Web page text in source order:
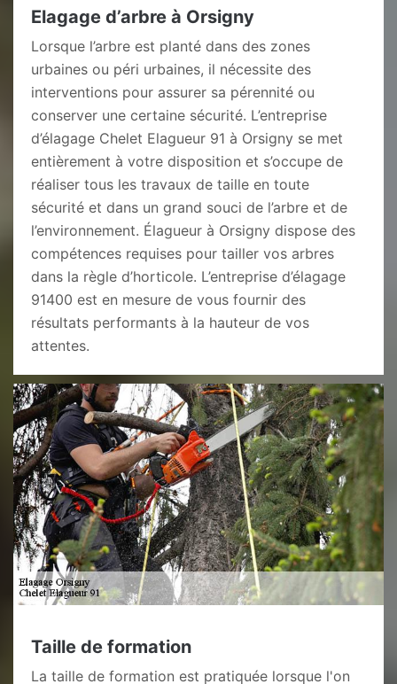
Elagage d’arbre à Orsigny
Lorsque l’arbre est planté dans des zones
urbaines ou péri urbaines, il nécessite des
interventions pour assurer sa pérennité ou
conserver une certaine sécurité. L’entreprise
d’élagage Chelet Elagueur 91 à Orsigny se met
entièrement à votre disposition et s’occupe de
réaliser tous les travaux de taille en toute
sécurité et dans un grand souci de l’arbre et de
l’environnement. Élagueur à Orsigny dispose des
compétences requises pour tailler vos arbres
dans la règle d’horticole. L’entreprise d’élagage
91400 est en mesure de vous fournir des
résultats performants à la hauteur de vos
attentes.
Taille de formation
La taille de formation est pratiquée lorsque l'on